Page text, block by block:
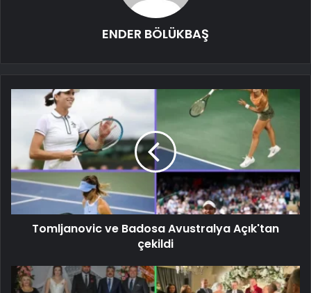
ENDER BÖLÜKBAŞ
Tomljanovic ve Badosa Avustralya Açık'tan
çekildi